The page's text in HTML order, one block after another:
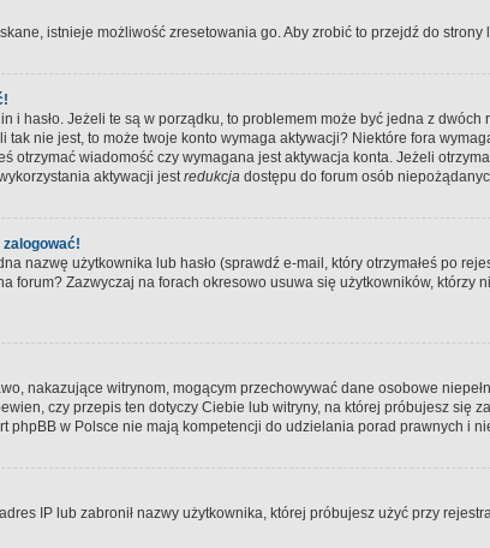
istnieje możliwość zresetowania go. Aby zrobić to przejdź do
i hasło. Jeżeli te są w porządku, to problemem może być jedna z dwóch
nie jest, to może twoje konto wymaga aktywacji? Niektóre fora
otrzymać wiadomość czy wymagana jest aktywacja konta. Jeżeli
aktywacji jestredukcja dostępu do forum osób
nazwę użytkownika lub hasło (sprawdź e-mail, który otrzymałeś po
forum? Zazwyczaj na forach okresowo usuwa się użytkowników,
nakazujące witrynom, mogącym przechowywać dane osobowe
czy przepis ten dotyczy Ciebie lub witryny, na której próbujesz
phpBB w Polsce nie mają kompetencji do udzielania porad prawnych i
IP lub zabronił nazwy użytkownika, której próbujesz użyć przy